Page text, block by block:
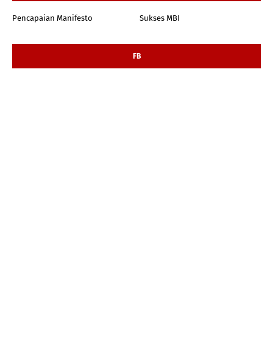
Pencapaian Manifesto Sukses MBI
FB